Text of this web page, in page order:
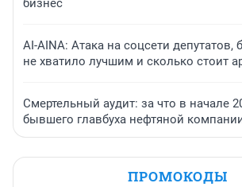
бизнес
AI-AINA: Атака на соцсети депутатов,
не хватило лучшим и сколько стоит
Смертельный аудит: за что в начале
бывшего главбуха нефтяной
ПРОМОКОДЫ